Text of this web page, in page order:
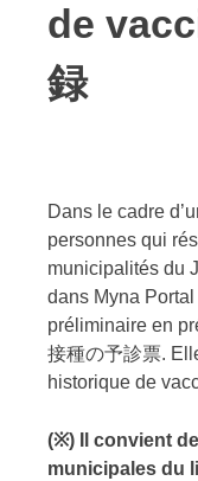
de
録
Dans le cadre
personnes qui
municipalités du
dans Myna
préliminaire en
接種の予診票.
historique de
(※) Il convient
municipales du